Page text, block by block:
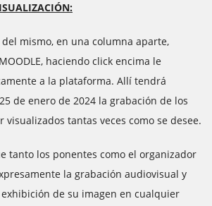
mismo, en una columna aparte,
haciendo click encima le
a la plataforma. Allí tendrá
de enero de 2024 la grabación de los
visualizados tantas veces como se desee.
tanto los ponentes como el organizador
la grabación audiovisual y
de su imagen en cualquier